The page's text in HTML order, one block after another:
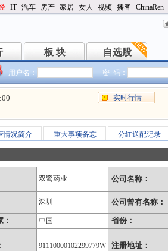
-IT-汽车- 房产-家居-女人 -视频-播客-ChinaRen-
板 块
板 块 自选股
自选股
用户名： 密 码：
实时行情
情况简介 重大事项备忘 分红送配记录
双鹭药业 公司名称：
深圳 公司曾有名称：
中国 省份：
91110000102299779W 注册地址：